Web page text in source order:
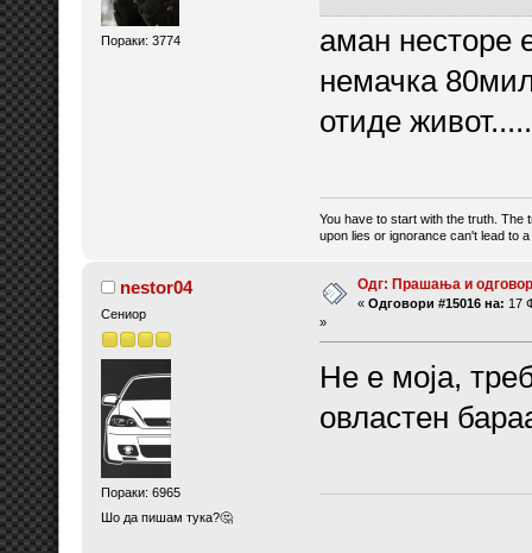
Пораки: 3774
аман несторе
немачка
отиде
You have to start with the truth. The
upon lies or ignorance can't lead to
nestor04
Сениор
Пораки: 6965
Шо да пишам тука?🤔
Одг: Прашања и
« Одговори #15016 на: 17
»
Не е моја,
овластен